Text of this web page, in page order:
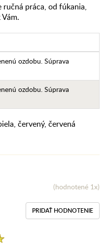
práca, od fúkania,
ozdobu. Súprava
ozdobu. Súprava
, červený, červená
(hodnotené 1x)
PRIDAŤ HODNOTENIE